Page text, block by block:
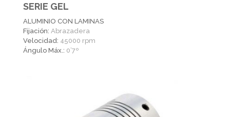
SERIE GEL
ALUMINIO CON LAMINAS
Fijación: Abrazadera
Velocidad: 45000 rpm
Ángulo Máx.: 0’7º